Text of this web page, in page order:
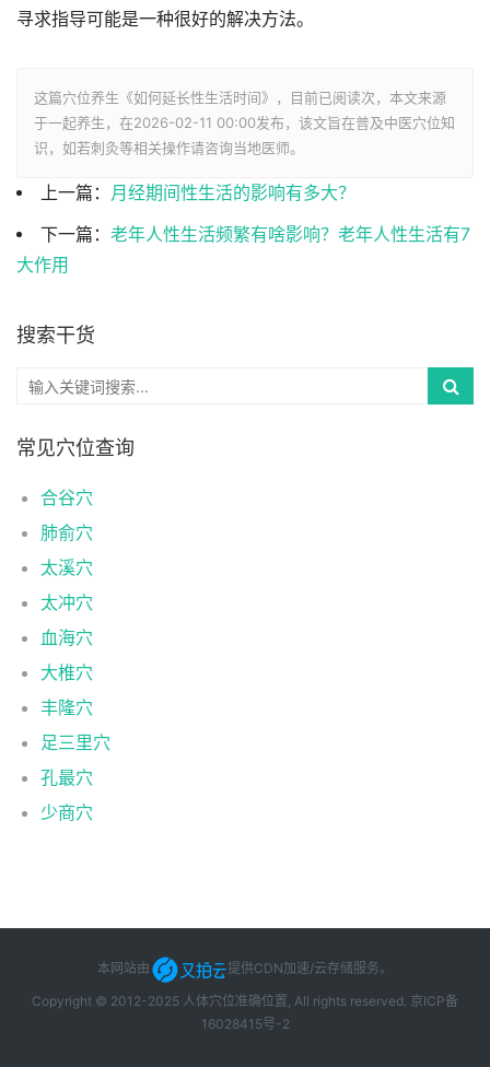
寻求指导可能是一种很好的解决方法。
这篇穴位养生《如何延长性生活时间》，目前已阅读次，本文来源
于一起养生，在2026-02-11 00:00发布，该文旨在普及中医穴位知
识，如若刺灸等相关操作请咨询当地医师。
上一篇： 月经期间性生活的影响有多大？
下一篇： 老年人性生活频繁有啥影响？老年人性生活有7
大作用
搜索干货
常见穴位查询
合谷穴
肺俞穴
太溪穴
太冲穴
血海穴
大椎穴
丰隆穴
足三里穴
孔最穴
少商穴
本网站由 提供CDN加速/云存储服务。
Copyright © 2012-2025 人体穴位准确位置, All rights reserved. 京ICP备
16028415号-2